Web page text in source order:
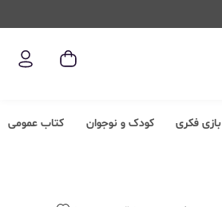
بازی فکری کودک و نوجوان کتاب عمومی